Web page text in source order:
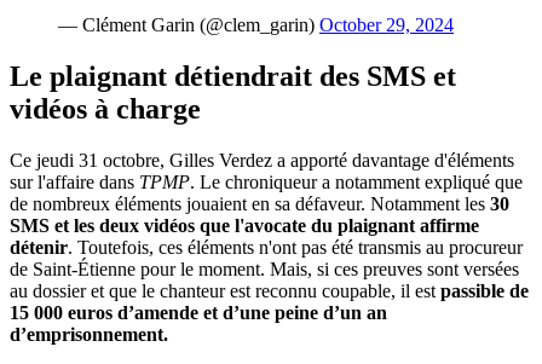
— Clément Garin (@clem_garin) October 29, 2024
Le plaignant détiendrait des SMS et
vidéos à charge
Ce jeudi 31 octobre, Gilles Verdez a apporté davantage d'éléments
sur l'affaire dans TPMP. Le chroniqueur a notamment expliqué que
de nombreux éléments jouaient en sa défaveur. Notamment les 30
SMS et les deux vidéos que l'avocate du plaignant affirme
détenir. Toutefois, ces éléments n'ont pas été transmis au procureur
de Saint-Étienne pour le moment. Mais, si ces preuves sont versées
au dossier et que le chanteur est reconnu coupable, il est passible de
15 000 euros d’amende et d’une peine d’un an
d’emprisonnement.